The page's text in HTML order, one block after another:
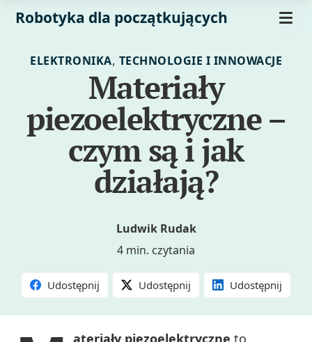
Robotyka dla początkujących
ELEKTRONIKA, TECHNOLOGIE I INNOWACJE
Materiały
piezoelektryczne –
czym są i jak
działają?
Ludwik Rudak
4 min. czytania
Udostępnij Udostępnij Udostępnij
ateriały piezoelektryczne to